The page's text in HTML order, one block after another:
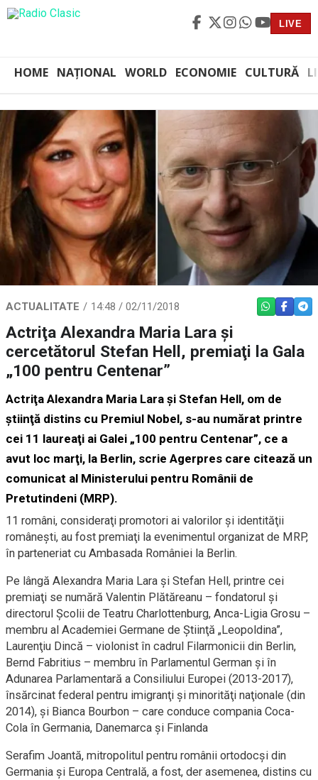
LIVE
HOME NAȚIONAL WORLD ECONOMIE CULTURĂ
ACTUALITATE 14:48 / 02/11/2018 WHATSAPP
Actriţa Alexandra Maria Lara şi
cercetătorul Stefan Hell, premiaţi la Gala
„100 pentru Centenar”
Actriţa Alexandra Maria Lara şi Stefan Hell, om de
ştiinţă distins cu Premiul Nobel, s-au numărat printre
cei 11 laureaţi ai Galei „100 pentru Centenar”, ce a
avut loc marţi, la Berlin, scrie Agerpres care citează un
comunicat al Ministerului pentru Românii de
Pretutindeni (MRP).
11 români, consideraţi promotori ai valorilor şi identităţii
româneşti, au fost premiaţi la evenimentul organizat de MRP,
în parteneriat cu Ambasada României la Berlin.
Pe lângă Alexandra Maria Lara şi Stefan Hell, printre cei
premiaţi se numără Valentin Plătăreanu – fondatorul şi
directorul Şcolii de Teatru Charlottenburg, Anca-Ligia Grosu –
membru al Academiei Germane de Ştiinţă „Leopoldina”,
Laurenţiu Dincă – violonist în cadrul Filarmonicii din Berlin,
Bernd Fabritius – membru în Parlamentul German şi în
Adunarea Parlamentară a Consiliului Europei (2013-2017),
însărcinat federal pentru imigranţi şi minorităţi naţionale (din
2014), şi Bianca Bourbon – care conduce compania Coca-
Cola în Germania, Danemarca şi Finlanda
Serafim Joantă, mitropolitul pentru românii ortodocşi din
Germania şi Europa Centrală, a fost, der asemenea, distins cu